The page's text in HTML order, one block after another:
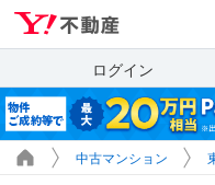
ログイン
中古マンション